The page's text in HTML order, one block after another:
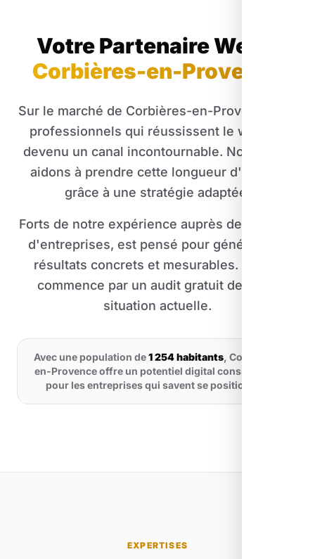
Votre Partenaire Web
Corbières-en-Provence
Sur le marché de Corbières-en-Provence, les
professionnels qui réussissent le web est
devenu un canal incontournable. Nous vous
aidons à prendre cette longueur d'avance
grâce à une stratégie adaptée.
Forts de notre expérience auprès de dizaines
d'entreprises, est pensé pour générer des
résultats concrets et mesurables. Et tout
commence par un audit gratuit de votre
situation actuelle.
Avec une population de1 254 habitants, Corbières-
en-Provence offre un potentiel digital considérable
pour les entreprises qui savent se positionner.
EXPERTISES